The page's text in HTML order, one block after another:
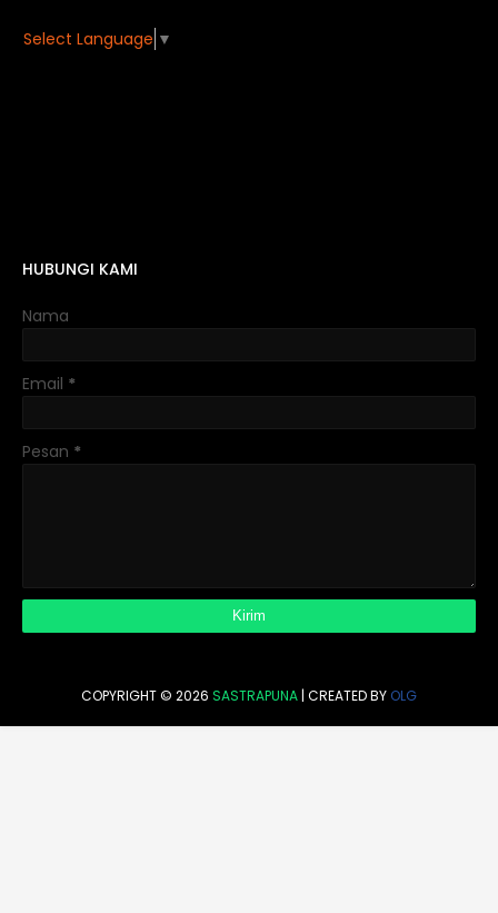
Select Language ▼
HUBUNGI KAMI
Nama
Email *
Pesan *
COPYRIGHT © 2026 SASTRAPUNA | CREATED BY OLG